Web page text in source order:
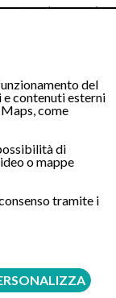
del
e contenuti esterni
come
di
o mappe
tramite i
ed ammonio,
cloridrico. Si
nell'assumere
di Studio sull'
di Maastricht del
basato
IPP (Inibitore
helicobacter-